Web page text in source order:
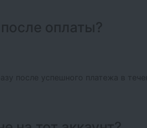
оплаты?
после успешного платежа в